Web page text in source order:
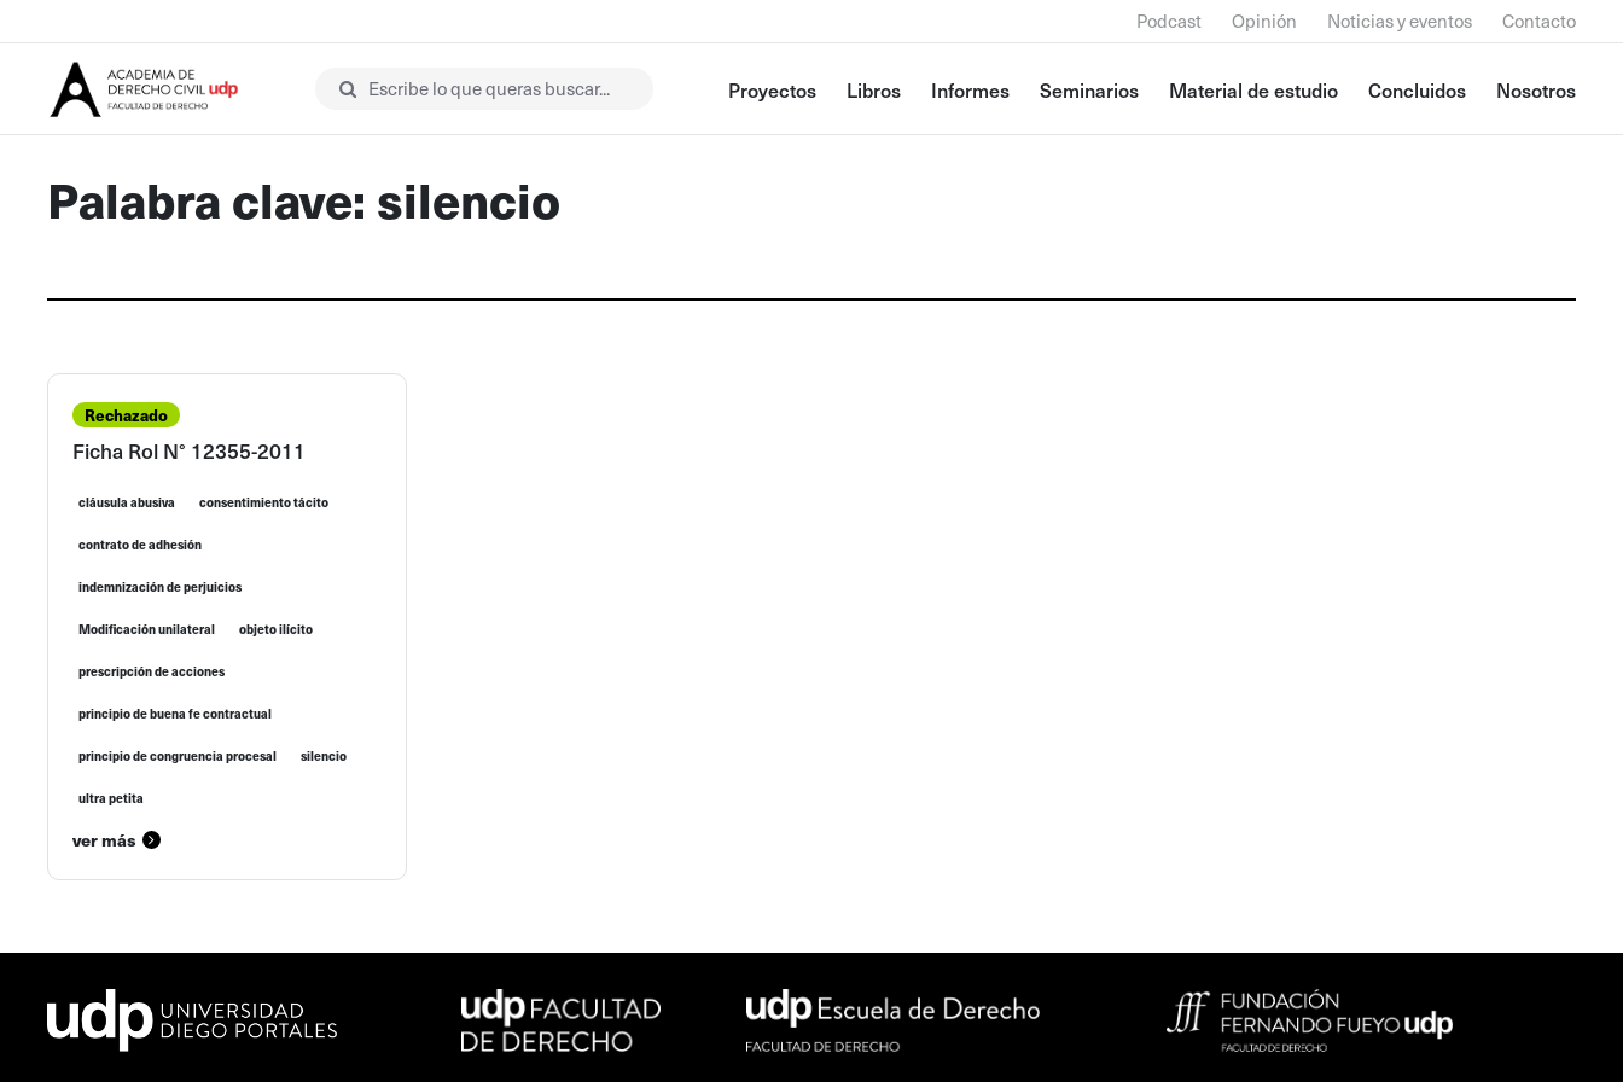
Podcast Opinión Noticias y eventos Contacto
Escribe lo que queras buscar... Proyectos Libros Informes Seminarios Material de estudio Concluidos Nosotros
Palabra clave: silencio
Rechazado
Ficha Rol N° 12355-2011
cláusula abusiva consentimiento tácito
contrato de adhesión
indemnización de perjuicios
Modificación unilateral objeto ilícito
prescripción de acciones
principio de buena fe contractual
principio de congruencia procesal silencio
ultra petita
ver más